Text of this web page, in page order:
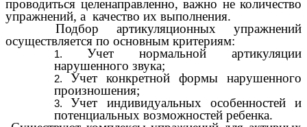
проводиться целенаправленно, важно не количество
упражнений, а качество их выполнения.
Подбор артикуляционных упражнений
осуществляется по основным критериям:
Учет нормальной артикуляции
нарушенного звука;
Учет конкретной формы нарушенного
произношения;
Учет индивидуальных особенностей и
потенциальных возможностей ребенка.